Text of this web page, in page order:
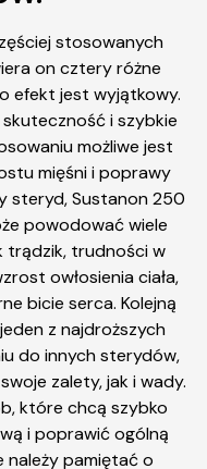
stosowanych
on cztery różne
efekt jest wyjątkowy.
i szybkie
możliwe jest
mięśni i poprawy
steryd, Sustanon 250
powodować wiele
trądzik, trudności w
owłosienia ciała,
bicie serca. Kolejną
z najdroższych
do innych sterydów,
zalety, jak i wady.
które chcą szybko
i poprawić ogólną
należy pamiętać o